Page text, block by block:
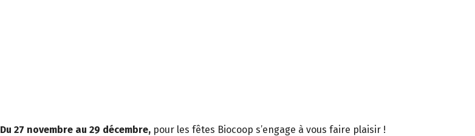
Du 27 novembre au 29 décembre, pour les fêtes Biocoop s’engage à vous faire plaisir !